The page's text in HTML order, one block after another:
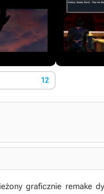
12
graficznie remake